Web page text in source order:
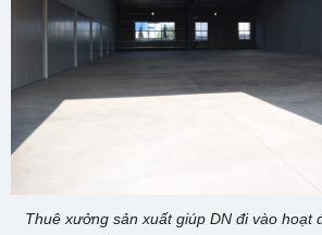
Thuê xưởng sản xuất giúp DN đi vào hoạt